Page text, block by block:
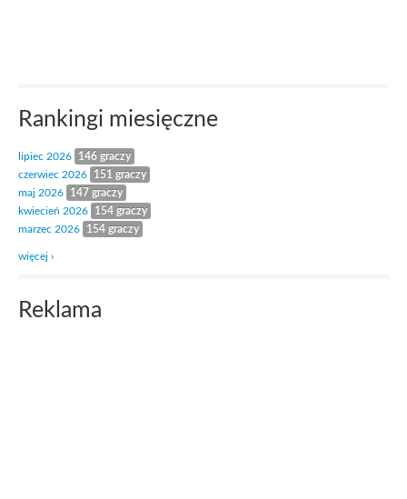
Rankingi miesięczne
lipiec 2026
146 graczy
czerwiec 2026
151 graczy
maj 2026
147 graczy
kwiecień 2026
154 graczy
marzec 2026
154 graczy
więcej ›
Reklama